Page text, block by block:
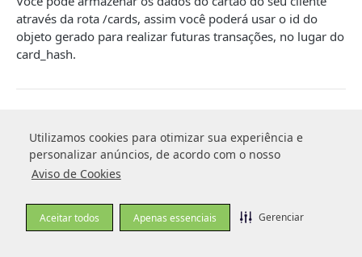
Utilizamos cookies para otimizar sua experiência e
personalizar anúncios, de acordo com o nosso
Aviso de Cookies
Aceitar todos Apenas essenciais Gerenciar
Utilizamos cookies para otimizar sua experiência e
personalizar anúncios, de acordo com o nosso
Aviso de Cookies
Aceitar todos Apenas essenciais Gerenciar
Objeto billing (dados de cobrança)
Objeto shipping (dados de envio)
Objeto items (itens)
Objeto address (endereço)
Status das transações
Estorno de transação
Estorno Parcial de uma transação POST
Retornando uma transação
Retornando recebíveis de uma transação
Retornando histórico de uma transação
através da rota /cards, assim você poderá usar o id do
objeto gerado para realizar futuras transações, no lugar do
card_hash.
TIME STATUS USER AGENT
Retrieving recent requests…
❗️
Atenção: Essa versão de API será